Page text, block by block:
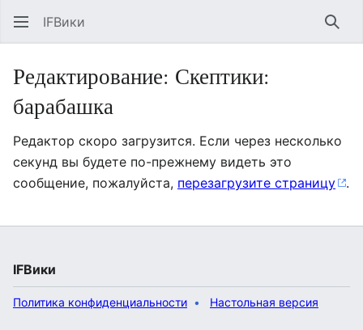
IFВики
Редактирование: Скептики:
барабашка
Редактор скоро загрузится. Если через несколько
секунд вы будете по-прежнему видеть это
сообщение, пожалуйста, перезагрузите страницу .
IFВики
Политика конфиденциальности Настольная версия